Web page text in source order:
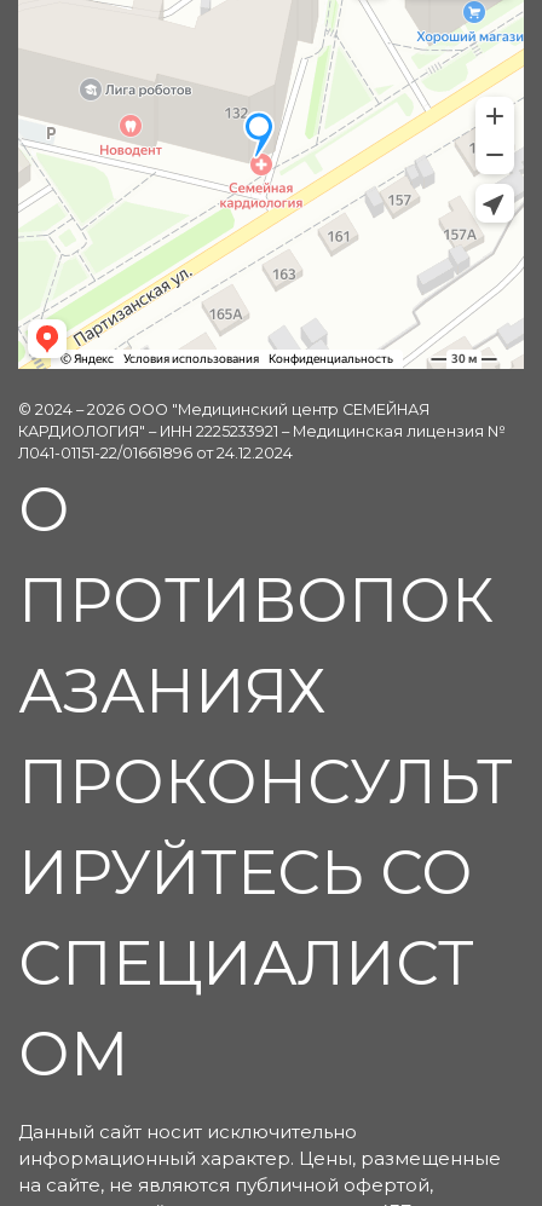
© 2024 – 2026 ООО "Медицинский центр СЕМЕЙНАЯ
КАРДИОЛОГИЯ" – ИНН 2225233921 – Медицинская лицензия №
Л041-01151-22/01661896 от 24.12.2024
О
ПРОТИВОПОК
АЗАНИЯХ
ПРОКОНСУЛЬТ
ИРУЙТЕСЬ СО
СПЕЦИАЛИСТ
ОМ
Данный сайт носит исключительно
информационный характер. Цены, размещенные
на сайте, не являются публичной офертой,